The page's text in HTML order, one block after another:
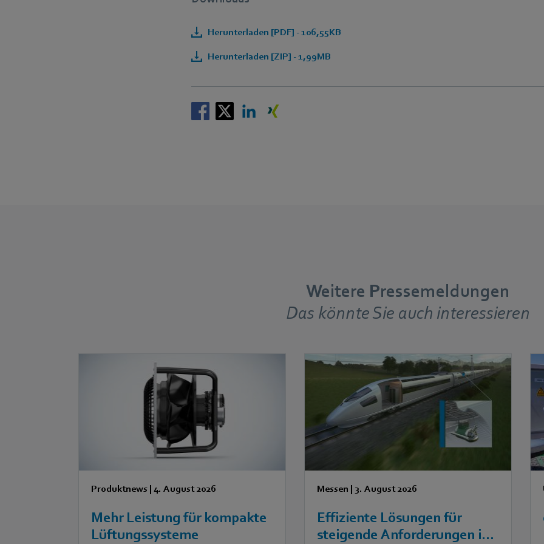
Herunterladen [PDF] - 106,55KB
Herunterladen [ZIP] - 1,99MB
Weitere Pressemeldungen
Das könnte Sie auch interessieren
Produktnews |4. August 2026
Mehr Leistung für kompakte
Lüftungssysteme
Messen | 3. August 2026
Effiziente Lösungen für
steigende Anforderungen in